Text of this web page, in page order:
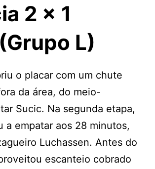
2 x 1
L)
o placar com um chute
da área, do meio-
Sucic. Na segunda etapa,
a empatar aos 28 minutos,
Luchassen. Antes do
escanteio cobrado